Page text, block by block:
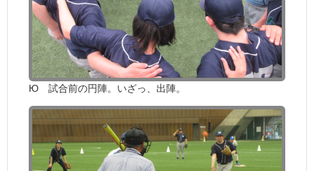
Ю 試合前の円陣。いざっ、出陣。